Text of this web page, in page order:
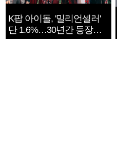
K팝 아이돌, '밀리언셀러'
단 1.6%…30년간 등장
1182개팀 전수조사